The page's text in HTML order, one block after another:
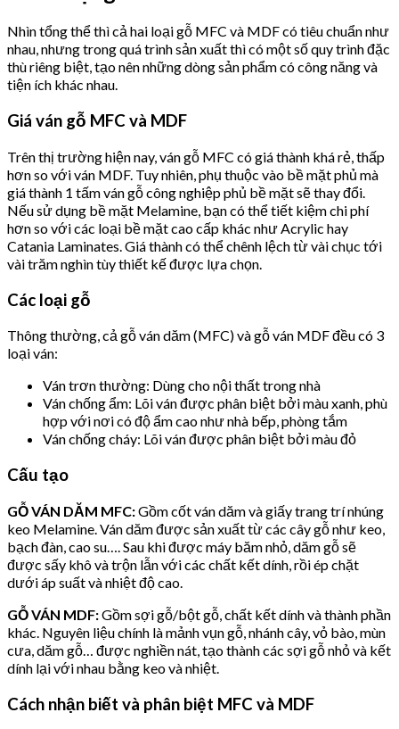
Nhìn tổng thể thì cả hai loại gỗ MFC và MDF có tiêu chuẩn như
nhau, nhưng trong quá trình sản xuất thì có một số quy trình đặc
thù riêng biệt, tạo nên những dòng sản phẩm có công năng và
tiện ích khác nhau.
Giá ván gỗ MFC và MDF
Trên thị trường hiện nay, ván gỗ MFC có giá thành khá rẻ, thấp
hơn so với ván MDF. Tuy nhiên, phụ thuộc vào bề mặt phủ mà
giá thành 1 tấm ván gỗ công nghiệp phủ bề mặt sẽ thay đổi.
Nếu sử dụng bề mặt Melamine, bạn có thể tiết kiệm chi phí
hơn so với các loại bề mặt cao cấp khác như Acrylic hay
Catania Laminates. Giá thành có thể chênh lệch từ vài chục tới
vài trăm nghìn tùy thiết kế được lựa chọn.
Các loại gỗ
Thông thường, cả gỗ ván dăm (MFC) và gỗ ván MDF đều có 3
loại ván:
Ván trơn thường: Dùng cho nội thất trong nhà
Ván chống ẩm: Lõi ván được phân biệt bởi màu xanh, phù
hợp với nơi có độ ẩm cao như nhà bếp, phòng tắm
Ván chống cháy: Lõi ván được phân biệt bởi màu đỏ
Cấu tạo
GỖ VÁN DĂM MFC:Gồm cốt ván dăm và giấy trang trí nhúng
keo Melamine. Ván dăm được sản xuất từ các cây gỗ như keo,
bạch đàn, cao su…. Sau khi được máy băm nhỏ, dăm gỗ sẽ
được sấy khô và trộn lẫn với các chất kết dính, rồi ép chặt
dưới áp suất và nhiệt độ cao.
GỖ VÁN MDF:Gồm sợi gỗ/bột gỗ, chất kết dính và thành phần
khác. Nguyên liệu chính là mảnh vụn gỗ, nhánh cây, vỏ bào, mùn
cưa, dăm gỗ… được nghiền nát, tạo thành các sợi gỗ nhỏ và kết
dính lại với nhau bằng keo và nhiệt.
Cách nhận biết và phân biệt MFC và MDF